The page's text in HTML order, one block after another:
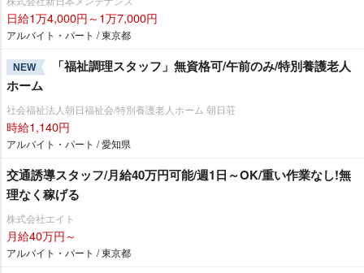
日給1万4,000円～1万7,000円
アルバイト・パート / 東京都
NEW
「福祉調理スタッフ」無資格可/午前のみ/特別養護老人
ホーム
社会福祉法人朝日福祉会/特別養護老人ホーム 朝日荘
時給1,140円
アルバイト・パート / 愛知県
交通誘導スタッフ/月給40万円可能/週1日～OK/重い作業なし!無
理なく稼げる
株式会社エイト
月給40万円～
アルバイト・パート / 東京都